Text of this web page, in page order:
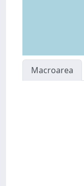
Macroarea